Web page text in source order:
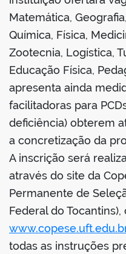
Matemática,
Química, Física,
Zootecnia, Logística,
Educação Física,
apresenta ainda
facilitadoras para
deficiência) obterem
a concretização da
A inscrição será
através do site da
Permanente de
Federal do
todas as instruções